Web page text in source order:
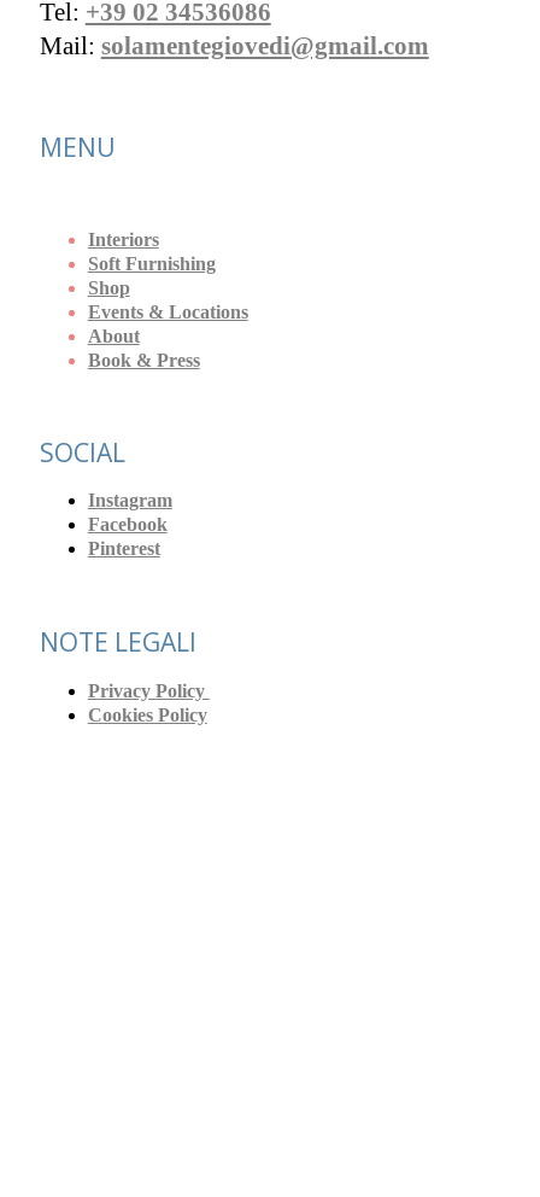
Tel: +39 02 34536086
Mail: solamentegiovedi@gmail.com
MENU
Interiors
Soft Furnishing
Shop
Events & Locations
About
Book & Press
SOCIAL
Instagram
Facebook
Pinterest
NOTE LEGALI
Privacy Policy
Cookies Policy